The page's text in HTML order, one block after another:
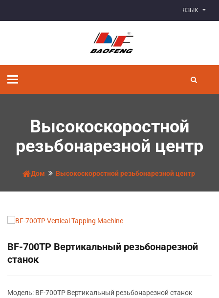
ЯЗЫК
Переключить
Высокоскоростной
резьбонарезной центр
Дом Высокоскоростной резьбонарезной центр
BF-700TP Вертикальный резьбонарезной
станок
Модель: BF-700TP Вертикальный резьбонарезной станок